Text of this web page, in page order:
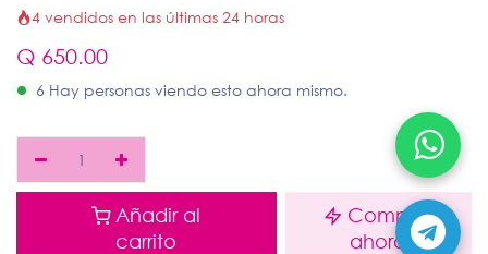
4 vendidos en las últimas 24 horas
Q 650.00
6 Hay personas viendo esto ahora mismo.
Añadir al
carrito
Comprar
ahora